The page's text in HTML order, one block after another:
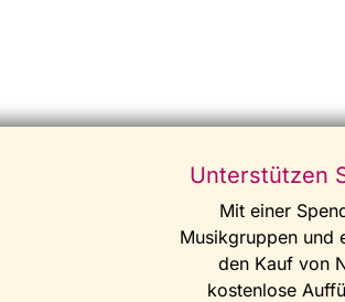
Unterstützen
Mit einer
Musikgruppen und
den Kauf von
kostenlose